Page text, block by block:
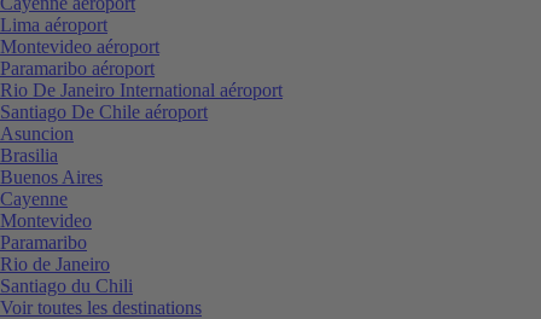
Lima aéroport
Montevideo aéroport
Paramaribo aéroport
Rio De Janeiro International aéroport
Santiago De Chile aéroport
Asuncion
Brasilia
Buenos Aires
Cayenne
Montevideo
Paramaribo
Rio de Janeiro
Santiago du Chili
Voir toutes les destinations